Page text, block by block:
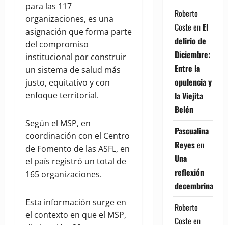
para las 117
organizaciones, es una
asignación que forma parte
del compromiso
institucional por construir
un sistema de salud más
justo, equitativo y con
enfoque territorial.
Según el MSP, en
coordinación con el Centro
de Fomento de las ASFL, en
el país registró un total de
165 organizaciones.
Esta información surge en
el contexto en que el MSP,
Roberto
Coste en El
delirio de
Diciembre:
Entre la
opulencia y
la Viejita
Belén
Pascualina
Reyesen
Una
reflexión
decembrina
Roberto
Coste en